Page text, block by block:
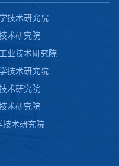
技术研究院
术研究院
业技术研究院
技术研究院
术研究院
术研究院
技术研究院